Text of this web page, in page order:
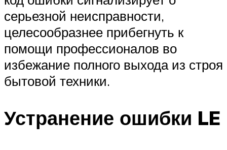
серьезной неисправности,
целесообразнее прибегнуть к
помощи профессионалов во
избежание полного выхода из строя
бытовой техники.
Устранение ошибки LE